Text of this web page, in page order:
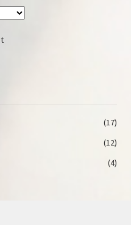
Nach
(17)
(12)
(4)